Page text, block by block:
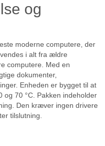
og
moderne computere, der
i alt fra ældre
computere. Med en
dokumenter,
Enheden er bygget til at
og 70 °C. Pakken indeholder
Den kræver ingen drivere
tilslutning.